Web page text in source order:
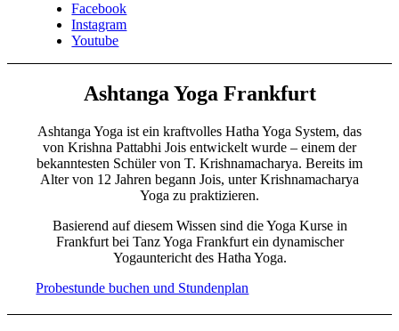
Facebook
Instagram
Youtube
Ashtanga Yoga Frankfurt
Ashtanga Yoga ist ein kraftvolles Hatha Yoga System, das
von Krishna Pattabhi Jois entwickelt wurde – einem der
bekanntesten Schüler von T. Krishnamacharya. Bereits im
Alter von 12 Jahren begann Jois, unter Krishnamacharya
Yoga zu praktizieren.
Basierend auf diesem Wissen sind die Yoga Kurse in
Frankfurt bei Tanz Yoga Frankfurt ein dynamischer
Yogauntericht des Hatha Yoga.
Probestunde buchen und Stundenplan